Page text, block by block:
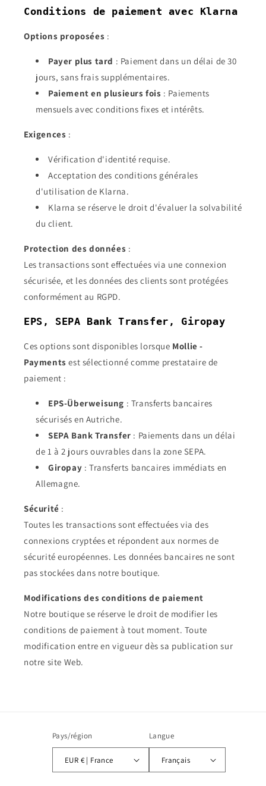
Conditions de paiement avec Klarna
Options proposées :
Payer plus tard : Paiement dans un délai de 30
jours, sans frais supplémentaires.
Paiement en plusieurs fois : Paiements
mensuels avec conditions fixes et intérêts.
Exigences :
Vérification d'identité requise.
Acceptation des conditions générales
d'utilisation de Klarna.
Klarna se réserve le droit d'évaluer la solvabilité
du client.
Protection des données :
Les transactions sont effectuées via une connexion
sécurisée, et les données des clients sont protégées
conformément au RGPD.
EPS, SEPA Bank Transfer, Giropay
Ces options sont disponibles lorsque Mollie -
Payments est sélectionné comme prestataire de
paiement :
EPS-Überweisung : Transferts bancaires
sécurisés en Autriche.
SEPA Bank Transfer : Paiements dans un délai
de 1 à 2 jours ouvrables dans la zone SEPA.
Giropay : Transferts bancaires immédiats en
Allemagne.
Sécurité :
Toutes les transactions sont effectuées via des
connexions cryptées et répondent aux normes de
sécurité européennes. Les données bancaires ne sont
pas stockées dans notre boutique.
Modifications des conditions de paiement
Notre boutique se réserve le droit de modifier les
conditions de paiement à tout moment. Toute
modification entre en vigueur dès sa publication sur
notre site Web.
Pays/région
EUR € | France
Langue
Français